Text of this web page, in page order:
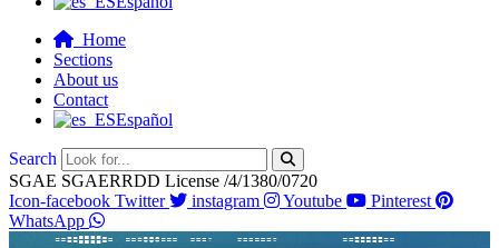
Home
Sections
About us
Contact
Español
Search
SGAE SGAERRDD License /4/1380/0720
Icon-facebook Twitter instagram Youtube
Pinterest
WhatsApp